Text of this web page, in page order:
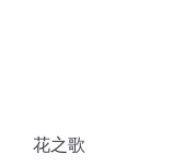
花之歌